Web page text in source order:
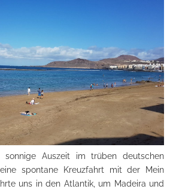
sonnige Auszeit im trüben deutschen
spontane Kreuzfahrt mit der Mein
uns in den Atlantik, um Madeira und